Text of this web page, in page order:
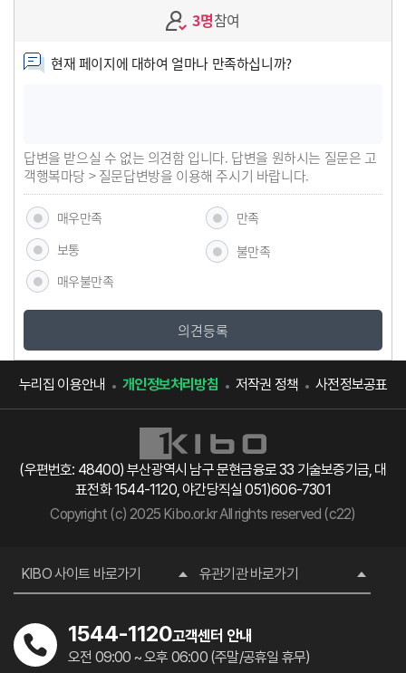
3명참여
현재 페이지에 대하여 얼마나 만족하십니까?
답변을 받으실 수 없는 의견함 입니다. 답변을 원하시는 질문은 고
객행복마당 > 질문답변방을 이용해 주시기 바랍니다.
매우만족
만족
보통
불만족
매우불만족
의견등록
누리집 이용안내 개인정보처리방침 저작권 정책 사전정보공표
(우편번호: 48400) 부산광역시 남구 문현금융로 33 기술보증기금, 대
표전화 1544-1120, 야간당직실 051)606-7301
Copyright (c) 2025 Kibo.or.kr All rights reserved (c22)
KIBO 사이트 바로가기 유관기관 바로가기
1544-1120고객센터 안내
오전 09:00 ~ 오후 06:00 (주말/공휴일 휴무)